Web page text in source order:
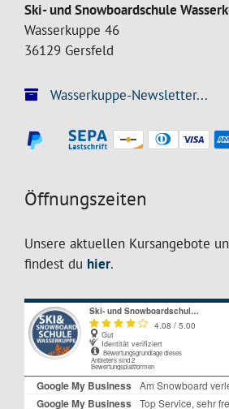
Ski- und Snowboardschule
Wasserkuppe 46
36129 Gersfeld
Wasserkuppe-Newsletter...
Öffnungszeiten
Unsere aktuellen Kursangebote
findest du hier.